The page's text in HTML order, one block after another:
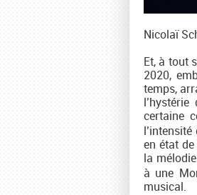
Nicolaï
Et, à tout
2020,
temps,
certaine
en état
la
à une
musical.